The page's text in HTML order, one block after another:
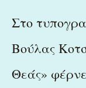
Στο
Βούλας
Θεάς»